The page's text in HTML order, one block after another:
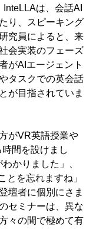
は、会話AI
り、スピーキング
究員によると、来
会実装のフェーズ
がAIエージェント
タスクでの英会話
が目指されていま
がVR英語授業や
間を設けまし
かりました」、
とを忘れますね」
壇者に個別にさま
セミナーは、異な
々の間で極めて有